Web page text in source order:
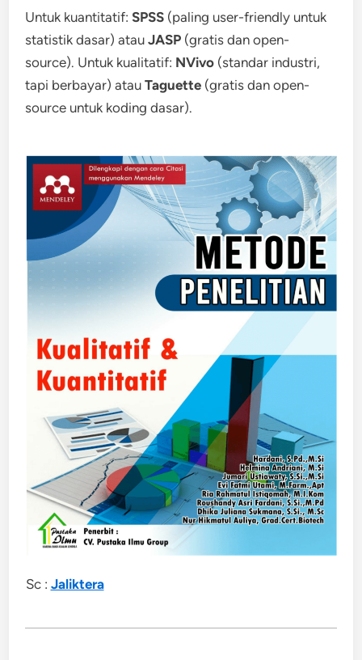
Untuk kuantitatif:SPSS (paling user-friendly untuk
statistik dasar) atauJASP (gratis dan open-
source). Untuk kualitatif: NVivo (standar industri,
tapi berbayar) atauTaguette (gratis dan open-
source untuk koding dasar).
Sc : Jaliktera